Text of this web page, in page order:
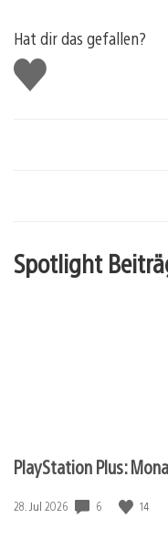
Hat dir das gefallen?
Gefällt
mir
Spotlight
PlayStation Plus:
Veröffentlichungsdatum:
28. Jul 2026 6 14